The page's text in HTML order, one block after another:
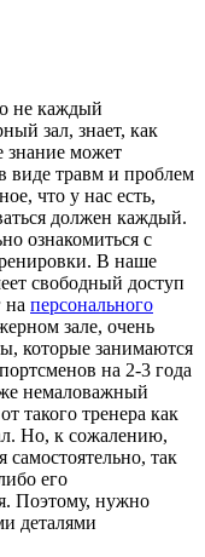
не каждый
зал, знает, как
знание может
виде травм и проблем
что у нас есть,
должен каждый.
ознакомиться с
В наше
свободный доступ
на персонального
зале, очень
которые занимаются
на 2-3 года
немаловажный
такого тренера как
Но, к сожалению,
так
его
Поэтому, нужно
деталями